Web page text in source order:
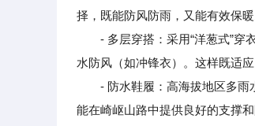
择，既能防风防雨，又能有效保
- 多层穿搭：采用“洋葱式”穿衣
水防风（如冲锋衣）。这样既适
- 防水鞋履：高海拔地区多雨水
能在崎岖山路中提供良好的支撑和